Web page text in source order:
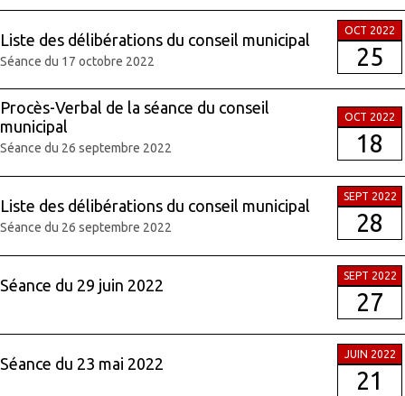
Liste des délibérations du conseil municipal
Séance du 17 octobre 2022
OCT 2022
25
Procès-Verbal de la séance du conseil
municipal
Séance du 26 septembre 2022
OCT 2022
18
Liste des délibérations du conseil municipal
Séance du 26 septembre 2022
SEPT 2022
28
Séance du 29 juin 2022
SEPT 2022
27
Séance du 23 mai 2022
JUIN 2022
21